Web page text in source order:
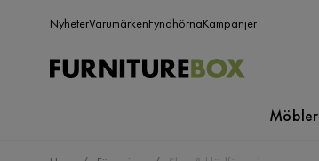
NyheterVarumärkenFyndhörnaKampanjer
Möbler